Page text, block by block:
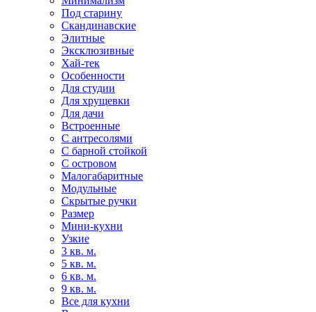
Под старину
Скандинавские
Элитные
Эксклюзивные
Хай-тек
Особенности
Для студии
Для хрущевки
Для дачи
Встроенные
С антресолями
С барной стойкой
С островом
Малогабаритные
Модульные
Скрытые ручки
Размер
Мини-кухни
Узкие
3 кв. м.
5 кв. м.
6 кв. м.
9 кв. м.
Все для кухни